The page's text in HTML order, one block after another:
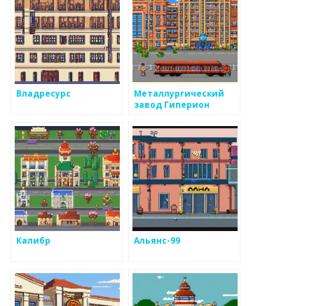
Владресурс
Металлургический
завод Гиперион
Калибр Альянс-99